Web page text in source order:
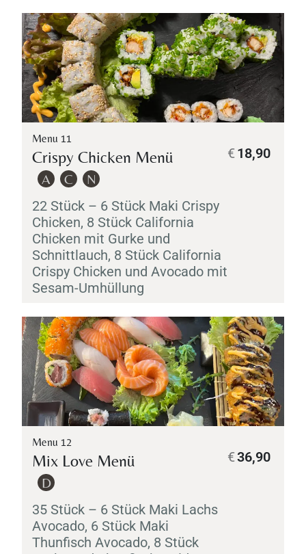
Menu 11
Crispy Chicken Menü
A C N
22 Stück – 6 Stück Maki Crispy
Chicken, 8 Stück California
Chicken mit Gurke und
Schnittlauch, 8 Stück California
Crispy Chicken und Avocado mit
Sesam-Umhüllung
18,90
€
Menu 12
Mix Love Menü
D
35 Stück – 6 Stück Maki Lachs
Avocado, 6 Stück Maki
Thunfisch Avocado, 8 Stück
36,90
€
Table Reservation